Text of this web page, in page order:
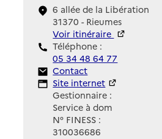
6 allée de la Libération
31370 - Rieumes
Voir itinéraire
Téléphone :
05 34 48 64 77
Contact
Contact
Site Internet
Site internet
Gestionnaire :
Service à dom
N° FINESS :
310036686